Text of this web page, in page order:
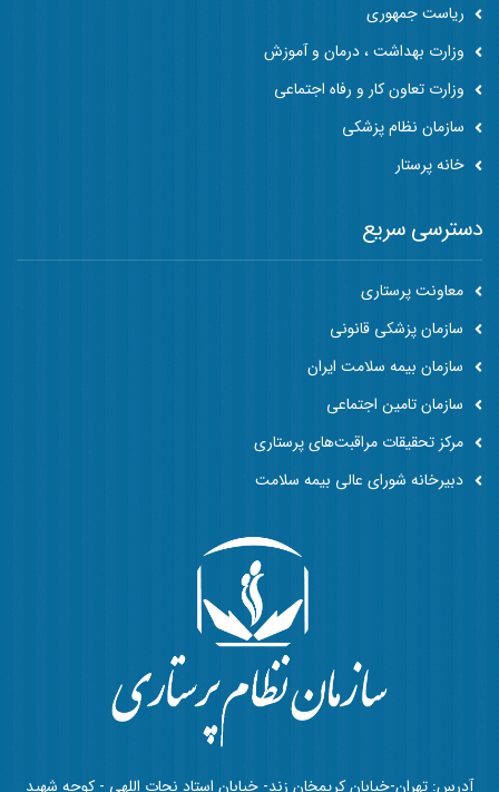
ریاست جمهوری
وزارت بهداشت ، درمان و آموزش
وزارت تعاون کار و رفاه اجتماعی
سازمان نظام پزشکی
خانه پرستار
آدرس: تهران-خیابان کریمخان زند- خیابان استاد نجات اللهی - کوچه شهید
دسترسی سریع
معاونت پرستاری
سازمان پزشکی قانونی
سازمان بیمه سلامت ایران
سازمان تامین اجتماعی
مرکز تحقیقات مراقبت‌های پرستاری
دبیرخانه شورای عالی بیمه سلامت